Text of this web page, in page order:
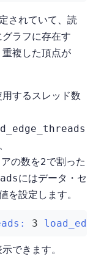
されていて、読
ラフに存在す
複した頂点が
するスレッド数
の数を2で割った
にはデータ・セ
を設定します。
3
できます。